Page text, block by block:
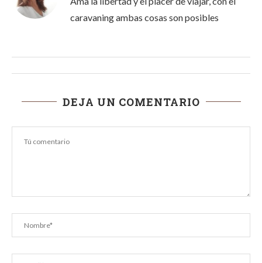
caravaning ambas cosas son posibles
DEJA UN COMENTARIO